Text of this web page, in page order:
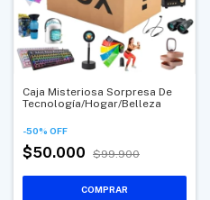
Caja Misteriosa Sorpresa De
Tecnología/Hogar/Belleza
-50% OFF
$50.000 $99.900
COMPRAR